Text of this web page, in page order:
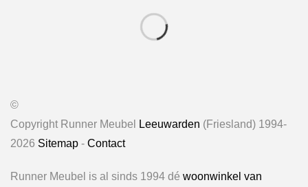
©
Copyright Runner Meubel
Leeuwarden (Friesland) 1994-
2026 Sitemap - Contact
Runner Meubel is al sinds 1994 dé woonwinkel van